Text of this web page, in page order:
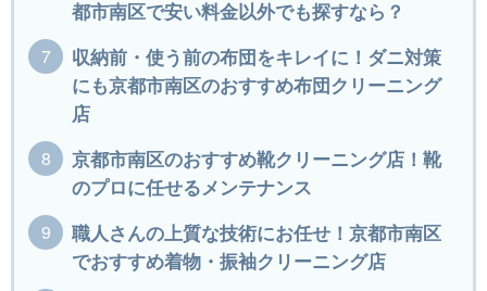
都市南区で安い料金以外でも探すなら？
収納前・使う前の布団をキレイに！ダニ対策
にも京都市南区のおすすめ布団クリーニング
店
京都市南区のおすすめ靴クリーニング店！靴
のプロに任せるメンテナンス
職人さんの上質な技術にお任せ！京都市南区
でおすすめ着物・振袖クリーニング店